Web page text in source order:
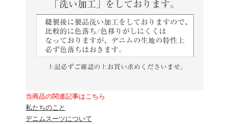
当商品の関連記事はこちら
私たちのこと
デニムスーツについて